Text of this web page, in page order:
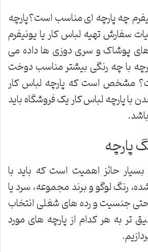
چه پارچه ای مناسب است؟پارچه
سفارش تهیه لباس کار یا یونیفرم
پوشاک و سری دوزی ها داده می
با چه رنگی بیشتر مناسب دوخت
مشخص است که پارچه لباس کار
پارچه لباس کار یک فروشگاه باید
پارچه
حائز اهمیت است که باید با
رنگ لوگو و برند مجموعه، سرد یا
جنسیت و رده های شغلی انتخاب
تر به هر کدام از پارچه های مورد